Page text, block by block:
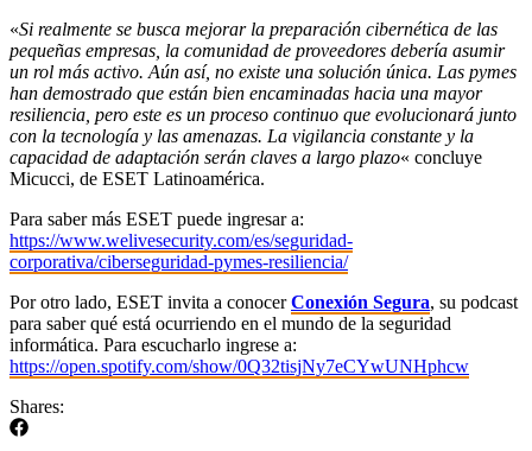
«Si realmente se busca mejorar la preparación cibernética de las
pequeñas empresas, la comunidad de proveedores debería asumir
un rol más activo. Aún así, no existe una solución única. Las pymes
han demostrado que están bien encaminadas hacia una mayor
resiliencia, pero este es un proceso continuo que evolucionará junto
con la tecnología y las amenazas. La vigilancia constante y la
capacidad de adaptación serán claves a largo plazo« concluye
Micucci, de ESET Latinoamérica.
Para saber más ESET puede ingresar a:
https://www.welivesecurity.com/es/seguridad-
corporativa/ciberseguridad-pymes-resiliencia/
Por otro lado, ESET invita a conocerConexión Segura, su podcast
para saber qué está ocurriendo en el mundo de la seguridad
informática. Para escucharlo ingrese a:
https://open.spotify.com/show/0Q32tisjNy7eCYwUNHphcw
Shares: